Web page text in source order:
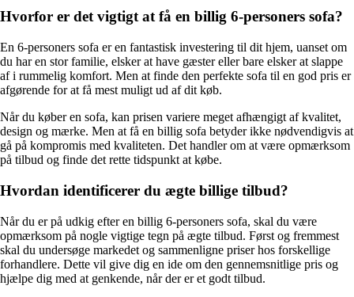
Hvorfor er det vigtigt at få en billig 6-personers sofa?
En 6-personers sofa er en fantastisk investering til dit hjem, uanset om
du har en stor familie, elsker at have gæster eller bare elsker at slappe
af i rummelig komfort. Men at finde den perfekte sofa til en god pris er
afgørende for at få mest muligt ud af dit køb.
Når du køber en sofa, kan prisen variere meget afhængigt af kvalitet,
design og mærke. Men at få en billig sofa betyder ikke nødvendigvis at
gå på kompromis med kvaliteten. Det handler om at være opmærksom
på tilbud og finde det rette tidspunkt at købe.
Hvordan identificerer du ægte billige tilbud?
Når du er på udkig efter en billig 6-personers sofa, skal du være
opmærksom på nogle vigtige tegn på ægte tilbud. Først og fremmest
skal du undersøge markedet og sammenligne priser hos forskellige
forhandlere. Dette vil give dig en ide om den gennemsnitlige pris og
hjælpe dig med at genkende, når der er et godt tilbud.